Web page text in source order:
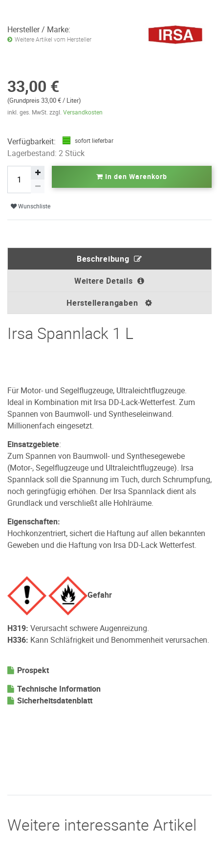
Hersteller / Marke:
Weitere Artikel vom Hersteller
33,00 €
(Grundpreis 33,00 € / Liter)
inkl. ges. MwSt. zzgl. Versandkosten
Verfügbarkeit: sofort lieferbar
Lagerbestand: 2 Stück
In den Warenkorb
Wunschliste
Beschreibung
Weitere Details
Herstellerangaben
Irsa Spannlack 1 L
Für Motor- und Segelflugzeuge, Ultraleichtflugzeuge.
Ideal in Kombination mit Irsa DD-Lack-Wetterfest. Zum
Spannen von Baumwoll- und Syntheseleinwand.
Millionenfach eingesetzt.
Einsatzgebiete:
Zum Spannen von Baumwoll- und Synthesegewebe
(Motor-, Segelflugzeuge und Ultraleichtflugzeuge). Irsa
Spannlack soll die Spannung im Tuch, durch Schrumpfung,
noch geringfügig erhöhen. Der Irsa Spannlack dient als
Grundlack und verschließt alle Hohlräume.
Eigenschaften:
Hochkonzentriert, sichert die Haftung auf allen bekannten
Geweben und die Haftung von Irsa DD-Lack Wetterfest.
Gefahr
H319: Verursacht schwere Augenreizung.
H336: Kann Schläfrigkeit und Benommenheit verursachen.
Prospekt
Technische Information
Sicherheitsdatenblatt
Weitere interessante Artikel